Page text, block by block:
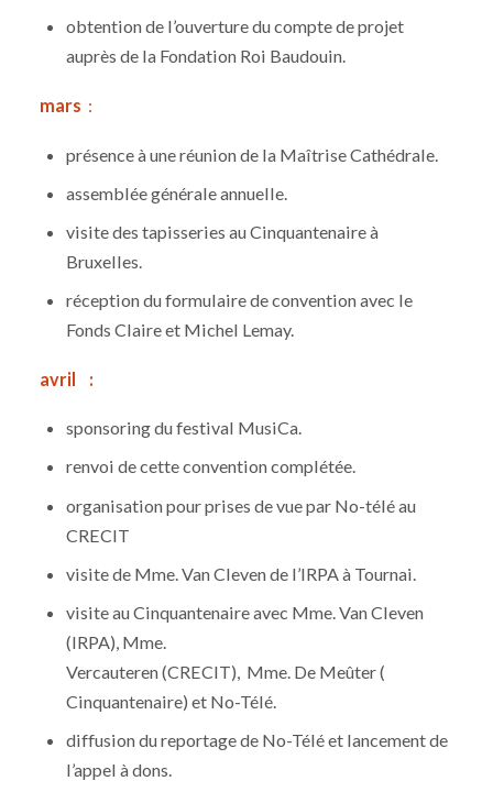
obtention de l’ouverture du compte de projet
auprès de la Fondation Roi Baudouin.
mars :
présence à une réunion de la Maîtrise Cathédrale.
assemblée générale annuelle.
visite des tapisseries au Cinquantenaire à
Bruxelles.
réception du formulaire de convention avec le
Fonds Claire et Michel Lemay.
avril :
sponsoring du festival MusiCa.
renvoi de cette convention complétée.
organisation pour prises de vue par No-télé au
CRECIT
visite de Mme. Van Cleven de l’IRPA à Tournai.
visite au Cinquantenaire avec Mme. Van Cleven
(IRPA), Mme.
Vercauteren (CRECIT), Mme. De Meûter (
Cinquantenaire) et No-Télé.
diffusion du reportage de No-Télé et lancement de
l’appel à dons.